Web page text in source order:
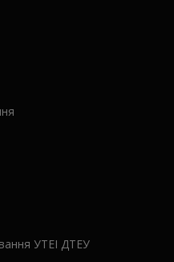
УТЕІ ДТЕУ